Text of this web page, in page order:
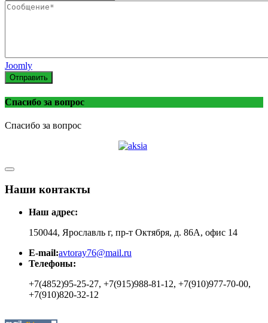
Joomly
Отправить
Спасибо за вопрос
Спасибо за вопрос
Наши контакты
Наш адрес:
150044, Ярославль г, пр-т Октября, д. 86А, офис 14
E-mail:avtoray76@mail.ru
Телефоны:
+7(4852)95-25-27, +7(915)988-81-12, +7(910)977-70-00,
+7(910)820-32-12